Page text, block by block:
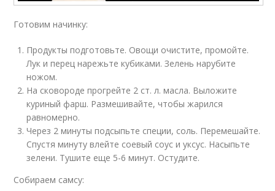
Готовим начинку:
Продукты подготовьте. Овощи очистите, промойте.
Лук и перец нарежьте кубиками. Зелень нарубите
ножом.
На сковороде прогрейте 2 ст. л. масла. Выложите
куриный фарш. Размешивайте, чтобы жарился
равномерно.
Через 2 минуты подсыпьте специи, соль. Перемешайте.
Спустя минуту влейте соевый соус и уксус. Насыпьте
зелени. Тушите еще 5-6 минут. Остудите.
Собираем самсу: